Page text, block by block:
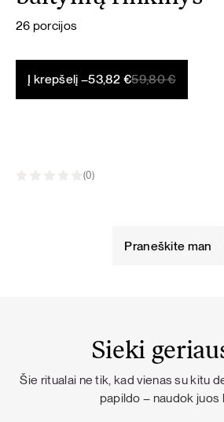
26 porcijos
Į krepšelį – 59,80€
Original
price
53,82€
Current
price
(0)
Praneškite man
Sieki
Šie ritualai ne tik, kad vienas su kitu
papildo – naudok juos